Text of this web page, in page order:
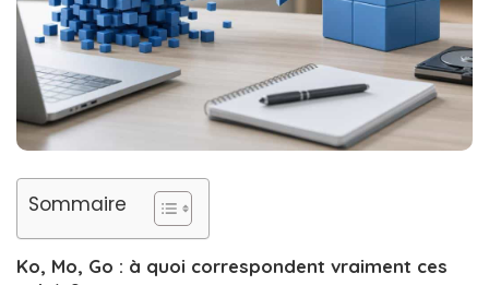
Sommaire
Ko, Mo, Go : à quoi correspondent vraiment ces